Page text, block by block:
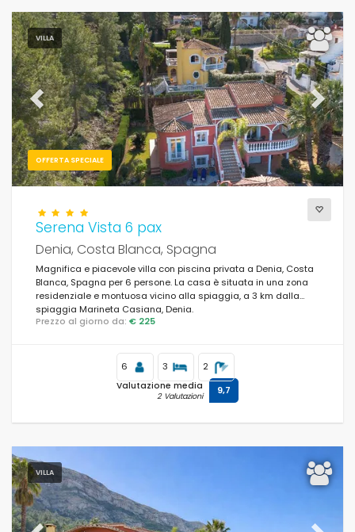
VILLA
OFFERTA SPECIALE
Previous Next
Serena Vista 6 pax
Denia, Costa Blanca, Spagna
Magnifica e piacevole villa con piscina privata a Denia, Costa
Blanca, Spagna per 6 persone. La casa è situata in una zona
residenziale e montuosa vicino alla spiaggia, a 3 km dalla
spiaggia Marineta Casiana, Denia.
Prezzo al giorno da: € 225
6 3 2
Valutazione media
2 Valutazioni 9,7
VILLA